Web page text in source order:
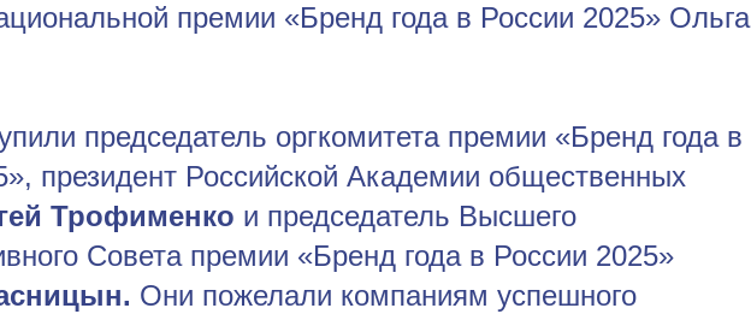
премии «Бренд года в России 2025» Ольга
председатель оргкомитета премии «Бренд года в
президент Российской Академии общественных
Трофименко и председатель Высшего
Совета премии «Бренд года в России 2025»
Они пожелали компаниям успешного